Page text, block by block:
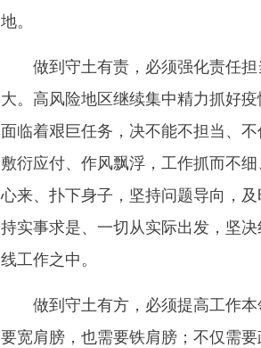
地。
做到守土有责，必须强化责任担
大。高风险地区继续集中精力抓好
面临着艰巨任务，决不能不担当、
敷衍应付、作风飘浮，工作抓而不
心来、扑下身子，坚持问题导向，
持实事求是、一切从实际出发，坚
线工作之中。
做到守土有方，必须提高工作本
要宽肩膀，也需要铁肩膀；不仅需